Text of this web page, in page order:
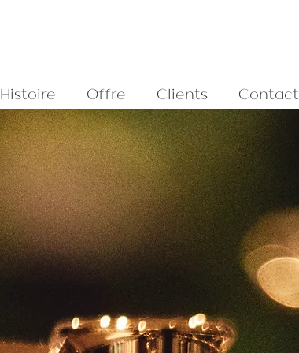
Histoire Offre Clients Contact